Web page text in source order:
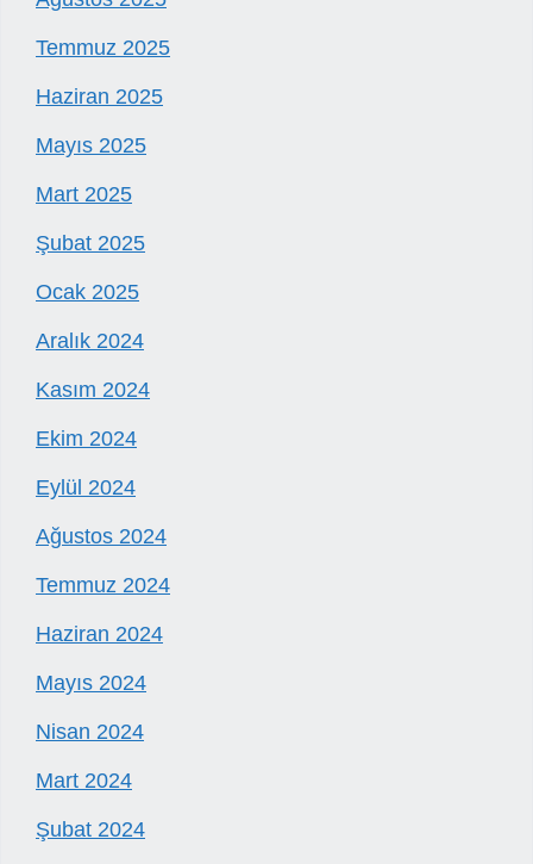
Temmuz 2025
Haziran 2025
Mayıs 2025
Mart 2025
Şubat 2025
Ocak 2025
Aralık 2024
Kasım 2024
Ekim 2024
Eylül 2024
Ağustos 2024
Temmuz 2024
Haziran 2024
Mayıs 2024
Nisan 2024
Mart 2024
Şubat 2024